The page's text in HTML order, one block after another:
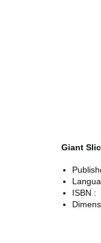
Giant
ISBN : ‎